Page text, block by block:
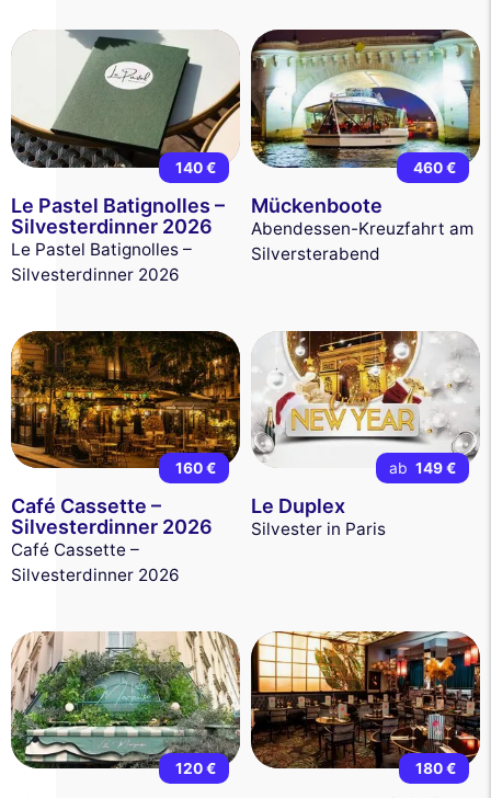
140 €
Le Pastel Batignolles –
Silvesterdinner 2026
Le Pastel Batignolles –
Silvesterdinner 2026
460 €
Mückenboote
Abendessen-Kreuzfahrt am
Silversterabend
160 €
Café Cassette –
Silvesterdinner 2026
Café Cassette –
Silvesterdinner 2026
ab 149 €
Le Duplex
Silvester in Paris
120 € 180 €